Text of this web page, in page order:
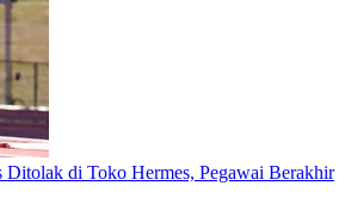
Ditolak di Toko Hermes, Pegawai Berakhir